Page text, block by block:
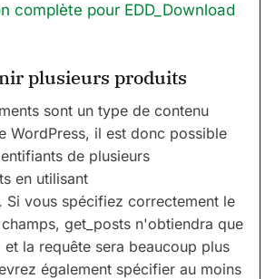
complète pour EDD_Download
plusieurs produits
sont un type de contenu
WordPress, il est donc possible
de plusieurs
en utilisant
. Si vous spécifiez correctement le
get_posts n'obtiendra que
la requête sera beaucoup plus
également spécifier au moins